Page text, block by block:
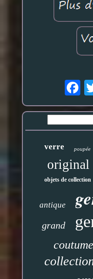
verre poupée
original
objets de collection
antique
grand
coutume